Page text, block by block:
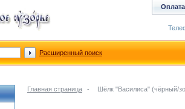
Главная страница - Шёлк "Василиса" (чёрный/
Оплата
Расширенный поиск